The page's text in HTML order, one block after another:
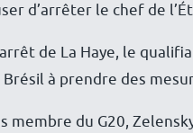
d’arrêter le chef de
de La Haye, le
à prendre des
membre du G20,